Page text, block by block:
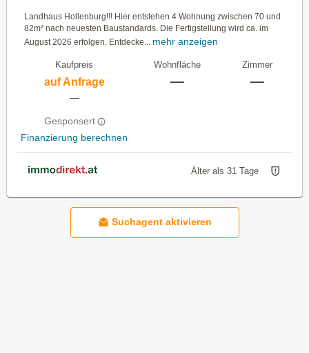
Landhaus Hollenburg!!! Hier entstehen 4 Wohnung zwischen 70 und
82m² nach neuesten Baustandards. Die Fertigstellung wird ca. im
August 2026 erfolgen. Entdecke... mehr anzeigen
Kaufpreis
auf Anfrage
—
Gesponsert
Finanzierung berechnen
Wohnfläche
—
Zimmer
—
Älter als 31 Tage
Suchagent aktivieren